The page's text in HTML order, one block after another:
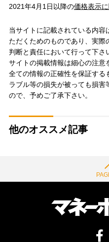
2021年4月1日以降の価格表示
当サイトに記載されている内
ただくためのものであり、実
判断と責任において行って下さ
サイトの掲載情報は細心の注意
全ての情報の正確性を保証する
ラブル等の損失が被っても損
ので、予めご了承下さい。
他のオススメ記事